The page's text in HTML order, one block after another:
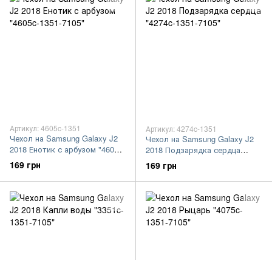
Артикул: 4605c-1351
Чехол на Samsung Galaxy J2
2018 Енотик с арбузом "4605c-
1351-7105"
169 грн
Артикул: 4274c-1351
Чехол на Samsung Galaxy J2
2018 Подзарядка сердца
"4274c-1351-7105"
169 грн